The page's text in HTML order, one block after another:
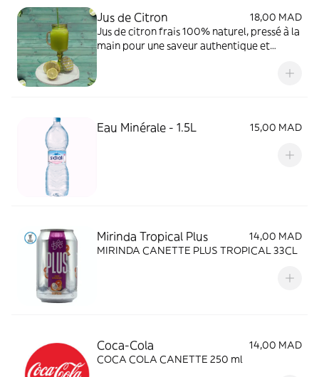
Jus de Citron
18,00 MAD
Jus de citron frais 100% naturel, pressé à la
main pour une saveur authentique et
Eau Minérale - 1.5L 15,00 MAD
Mirinda Tropical Plus
14,00 MAD
MIRINDA CANETTE PLUS TROPICAL 33CL
Coca-Cola
14,00 MAD
COCA COLA CANETTE 250 ml